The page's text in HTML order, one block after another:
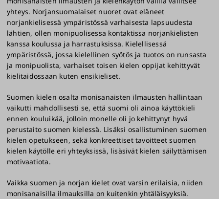
yhteys. Norjansuomalaiset nuoret ovat eläneet
norjankielisessä ympäristössä varhaisesta lapsuudesta
lähtien, ollen monipuolisessa kontaktissa norjankielisten
kanssa koulussa ja harrastuksissa. Kielellisessä
ympäristössä, jossa kielellinen syötös ja tuotos on runsasta
ja monipuolista, varhaiset toisen kielen oppijat kehittyvät
kielitaidossaan kuten ensikieliset.
Suomen kielen osalta monisanaisten ilmausten hallintaan
vaikutti mahdollisesti se, että suomi oli ainoa käyttökieli
ennen kouluikää, jolloin monelle oli jo kehittynyt hyvä
perustaito suomen kielessä. Lisäksi osallistuminen suomen
kielen opetukseen, sekä konkreettiset tavoitteet suomen
kielen käytölle eri yhteyksissä, lisäsivät kielen säilyttämisen
motivaatiota.
Vaikka suomen ja norjan kielet ovat varsin erilaisia, niiden
monisanaisilla ilmauksilla on kuitenkin yhtäläisyyksiä.